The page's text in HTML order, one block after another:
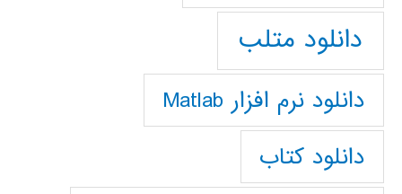
دانلود متلب
دانلود نرم افزار Matlab
دانلود کتاب